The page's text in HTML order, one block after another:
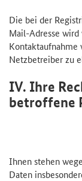
Die bei der
Mail-Adresse wird
Kontaktaufnahme
Netzbetreiber zu
IV. Ihre
betroffene
Ihnen stehen
Daten